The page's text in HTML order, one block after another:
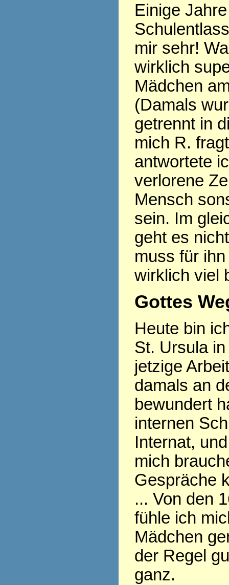
Einige
mir sehr!
wirklich
Mädchen
(Damals
getrennt in
mich R.
antwortete
verlorene
Mensch
sein. Im
geht es
muss für
wirklich viel
Gottes
Heute bin
St. Ursula
jetzige
damals an
bewundert
internen
Internat,
mich
Gespräche
... Von den
fühle ich
Mädchen
der Regel
ganz.